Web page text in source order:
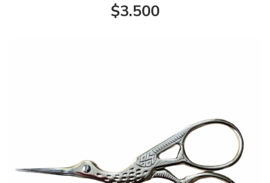
$3.500